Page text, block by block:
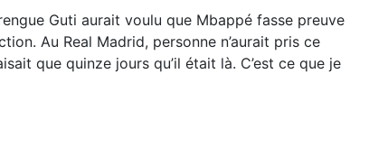
Guti aurait voulu que Mbappé fasse preuve
Au Real Madrid, personne n’aurait pris ce
que quinze jours qu’il était là. C’est ce que je